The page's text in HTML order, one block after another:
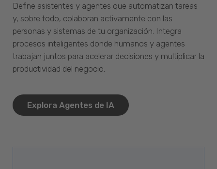
Define asistentes y agentes que automatizan tareas
y, sobre todo, colaboran activamente con las
personas y sistemas de tu organización. Integra
procesos inteligentes donde humanos y agentes
trabajan juntos para acelerar decisiones y multiplicar la
productividad del negocio.
Explora Agentes de IA